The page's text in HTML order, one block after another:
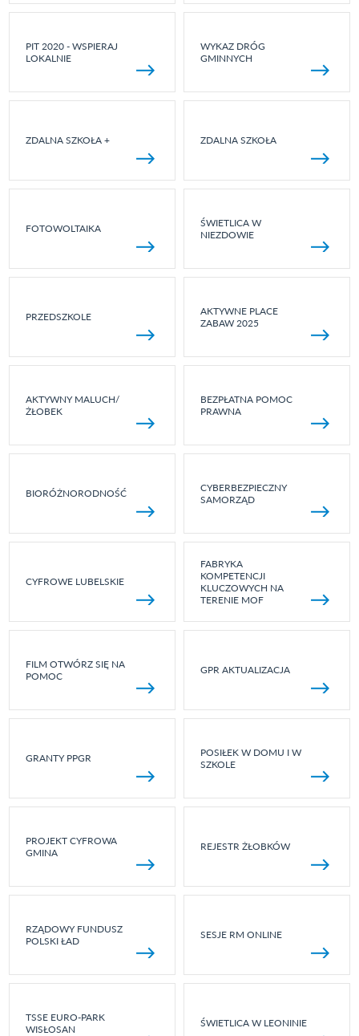
PIT 2020 - WSPIERAJ
LOKALNIE
WYKAZ DRÓG
GMINNYCH
ZDALNA SZKOŁA + ZDALNA SZKOŁA
FOTOWOLTAIKA
ŚWIETLICA W
NIEZDOWIE
PRZEDSZKOLE
AKTYWNE PLACE
ZABAW 2025
AKTYWNY MALUCH/
ŻŁOBEK
BEZPŁATNA POMOC
PRAWNA
BIORÓŻNORODNOŚĆ
CYBERBEZPIECZNY
SAMORZĄD
CYFROWE LUBELSKIE
FABRYKA
KOMPETENCJI
KLUCZOWYCH NA
TERENIE MOF
FILM OTWÓRZ SIĘ NA
POMOC
GPR AKTUALIZACJA
GRANTY PPGR
POSIŁEK W DOMU I W
SZKOLE
PROJEKT CYFROWA
GMINA
REJESTR ŻŁOBKÓW
RZĄDOWY FUNDUSZ
POLSKI ŁAD
SESJE RM ONLINE
TSSE EURO-PARK
WISŁOSAN
ŚWIETLICA W LEONINIE